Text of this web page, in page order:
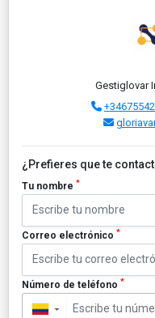
Gestiglovar
¿Prefieres que te
Tu nombre *
Correo electrónico *
Número de teléfono *
▼